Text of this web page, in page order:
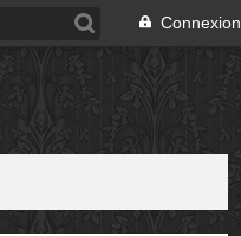
Connexion